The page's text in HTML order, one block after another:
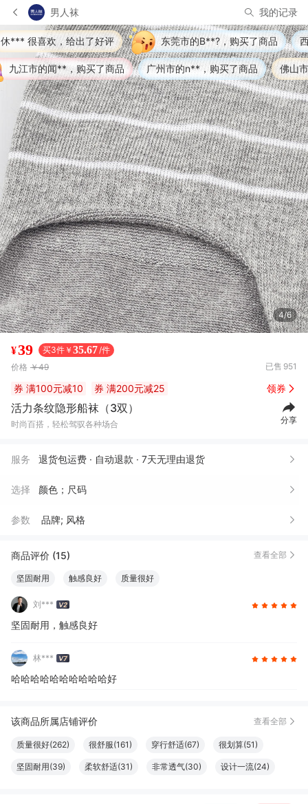
男人袜 我的记录
了商品
好评
广州市的n**，购买了商品
东莞市的B**?，购买了商品 西安市的小**，购买了
佛山市的风**限，购买了商
4/6
¥39 买3件￥ 35.67/件
价格 ￥49 已售 951
券 满100元减10 券 满200元减25 领券
活力条纹隐形船袜（3双）
时尚百搭，轻松驾驭各种场合 分享
服务 退货包运费 · 自动退款 · 7天无理由退货
选择 颜色；尺码
参数 品牌; 风格
商品评价 (15) 查看全部
坚固耐用 触感良好 质量很好
刘***
坚固耐用，触感良好
林***
哈哈哈哈哈哈哈哈哈哈好
该商品所属店铺评价 查看全部
质量很好(262) 很舒服(161) 穿行舒适(67) 很划算(51)
坚固耐用(39) 柔软舒适(31) 非常透气(30) 设计一流(24)